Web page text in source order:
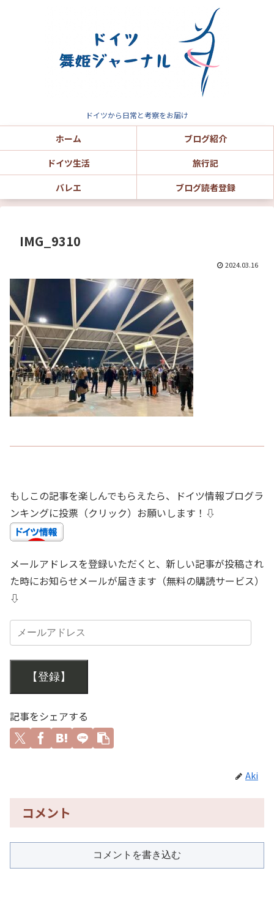
ドイツから日常と考察をお届け
ホーム
ブログ紹介
ドイツ生活
旅行記
バレエ
ブログ読者登録
IMG_9310
2024.03.16
もしこの記事を楽しんでもらえたら、ドイツ情報ブログラ
ンキングに投票（クリック）お願いします！⇩
メールアドレスを登録いただくと、新しい記事が投稿され
た時にお知らせメールが届きます（無料の購読サービス）
⇩
【登録】
記事をシェアする
Aki
コメント
コメントを書き込む